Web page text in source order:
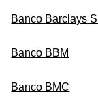
Banco Barclays
Banco BBM
Banco BMC